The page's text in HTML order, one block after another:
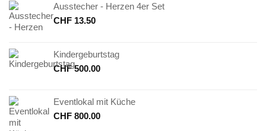
Ausstecher - Herzen 4er Set
CHF 13.50
Kindergeburtstag
CHF500.00
Eventlokal mit Küche
CHF 800.00